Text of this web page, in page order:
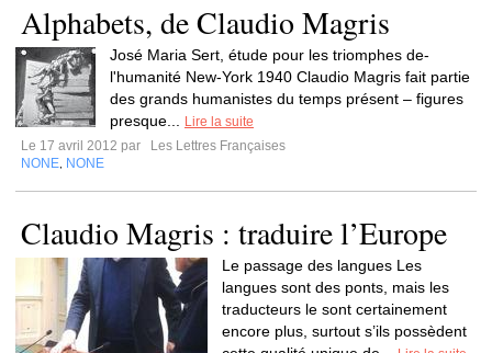
Alphabets, de Claudio Magris
José Maria Sert, étude pour les triomphes de-
l'humanité New-York 1940 Claudio Magris fait partie
des grands humanistes du temps présent – figures
presque...
Lire la suite
Le 17 avril 2012 par
Les Lettres Françaises
NONE NONE
Claudio Magris : traduire l’Europe
Le passage des langues Les
langues sont des ponts, mais les
traducteurs le sont certainement
encore plus, surtout s’ils possèdent